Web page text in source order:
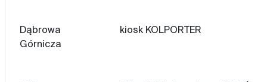
Dąbrowa
Górnicza
kiosk KOLPORTER